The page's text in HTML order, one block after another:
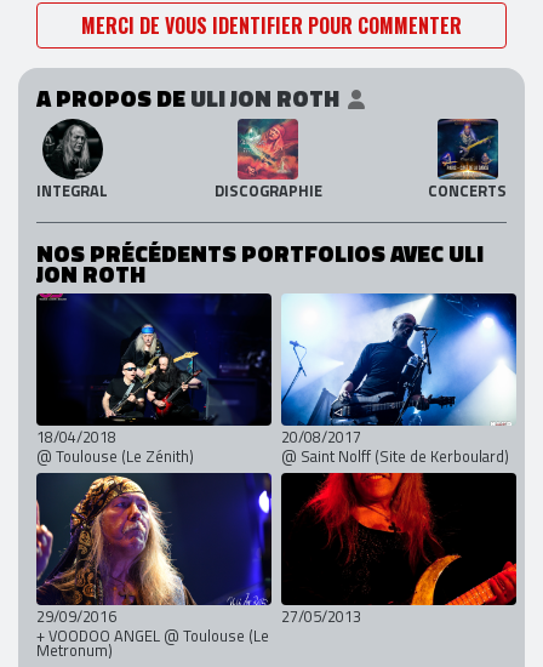
MERCI DE VOUS IDENTIFIER POUR COMMENTER
A PROPOS DEULI JON ROTH
INTEGRAL DISCOGRAPHIE CONCERTS
NOS PRÉCÉDENTS PORTFOLIOS AVEC ULI
JON ROTH
18/04/2018
@ Toulouse (Le Zénith)
20/08/2017
@ Saint Nolff (Site de Kerboulard)
29/09/2016
+ VOODOO ANGEL @ Toulouse (Le
Metronum)
27/05/2013